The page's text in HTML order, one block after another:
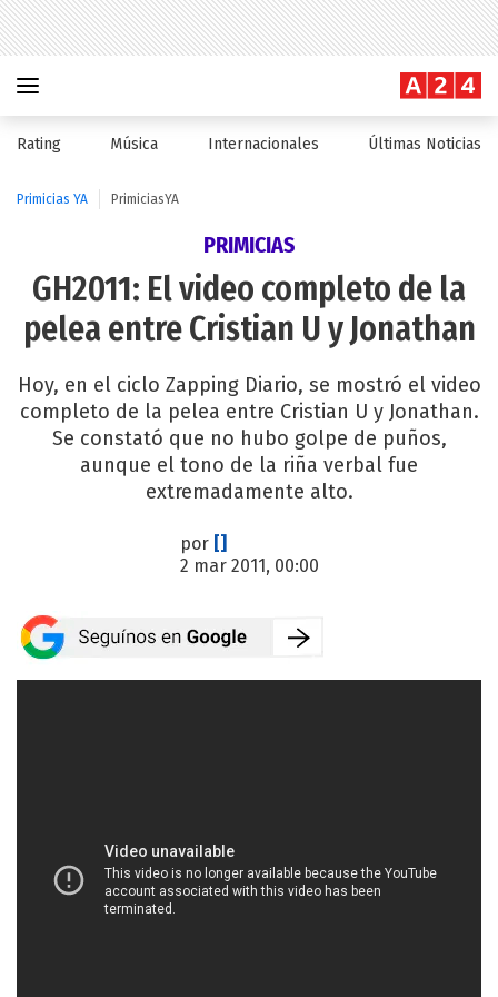
Rating Música Internacionales Últimas Noticias
Primicias YA PrimiciasYA
PRIMICIAS
GH2011: El video completo de la
pelea entre Cristian U y Jonathan
Hoy, en el ciclo Zapping Diario, se mostró el video
completo de la pelea entre Cristian U y Jonathan.
Se constató que no hubo golpe de puños,
aunque el tono de la riña verbal fue
extremadamente alto.
por []
2 mar 2011, 00:00